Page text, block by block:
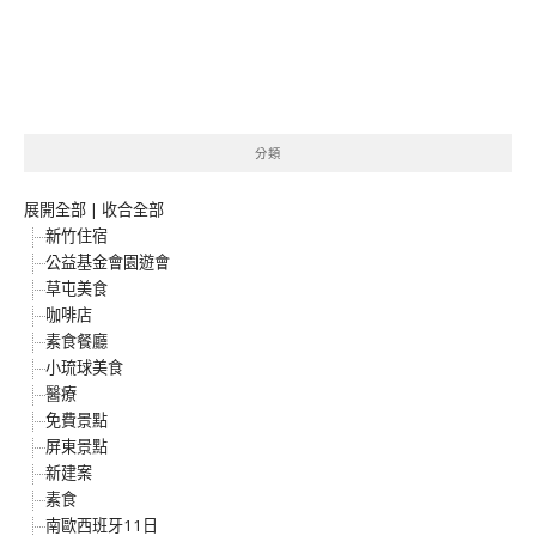
分類
展開全部 | 收合全部
新竹住宿
公益基金會園遊會
草屯美食
咖啡店
素食餐廳
小琉球美食
醫療
免費景點
屏東景點
新建案
素食
南歐西班牙11日